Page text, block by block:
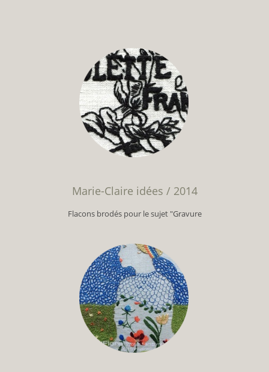
Marie-Claire idées / 2014
Flacons brodés pour le sujet "Gravure